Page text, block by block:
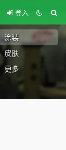
登入
涂装
皮肤
更多